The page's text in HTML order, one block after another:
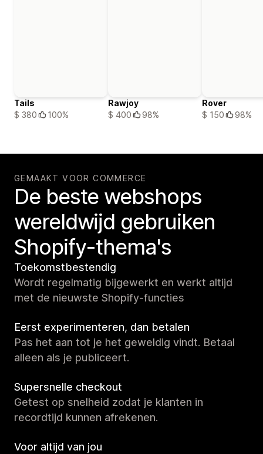
Tails
$ 380
100%
Rawjoy
$ 400
98%
Rover
$ 150
98%
GEMAAKT VOOR COMMERCE
De beste webshops
wereldwijd gebruiken
Shopify-thema's
Toekomstbestendig
Wordt regelmatig bijgewerkt en werkt altijd
met de nieuwste Shopify-functies
Eerst experimenteren, dan betalen
Pas het aan tot je het geweldig vindt. Betaal
alleen als je publiceert.
Supersnelle checkout
Getest op snelheid zodat je klanten in
recordtijd kunnen afrekenen.
Voor altijd van jou